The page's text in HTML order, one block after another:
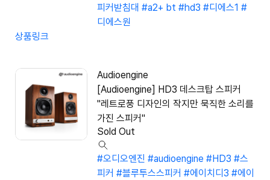
피커받침대 #a2+ bt #hd3 #디에스1 #
디에스원
상품링크
Audioengine
[Audioengine] HD3 데스크탑 스피커
"레트로풍 디자인의 작지만 묵직한 소리를
가진 스피커"
Sold Out
#오디오엔진 #audioengine #HD3 #스
피커 #블루투스스피커 #에이치디3 #에이